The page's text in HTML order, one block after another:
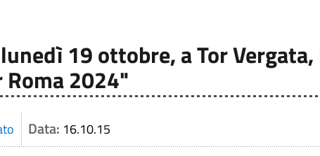
19 ottobre, a Tor
2024"
Data: 16.10.15